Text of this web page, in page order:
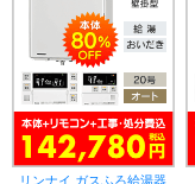
リンナイ ガスふろ給湯器